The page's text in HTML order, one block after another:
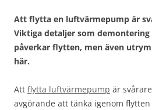
Att flytta en luftvärmepump är
Viktiga detaljer som
påverkar flytten, men även
här.
Att flytta luftvärmepump är
avgörande att tänka igenom